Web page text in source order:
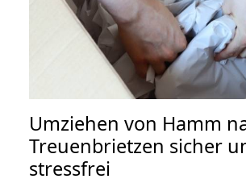
Umziehen von Hamm
Treuenbrietzen sicher
stressfrei